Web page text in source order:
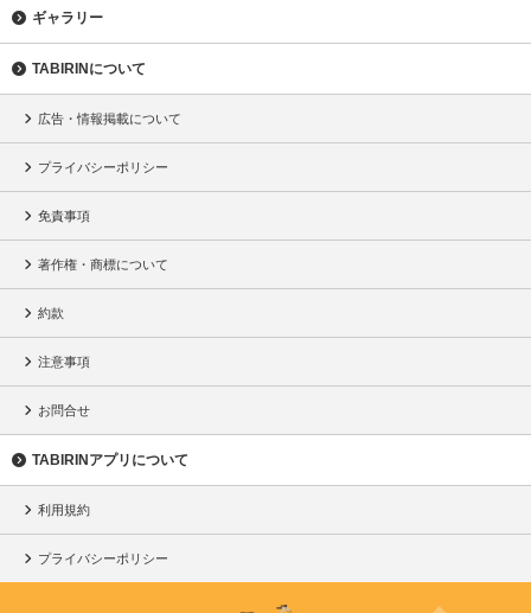
ギャラリー
TABIRINについて
広告・情報掲載について
プライバシーポリシー
免責事項
著作権・商標について
約款
注意事項
お問合せ
TABIRINアプリについて
利用規約
プライバシーポリシー